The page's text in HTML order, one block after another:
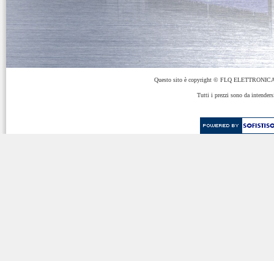
Questo sito è copyright © FLQ
Tutti i prezzi sono da